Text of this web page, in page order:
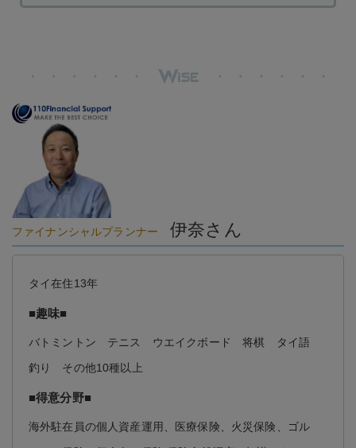
ファイナンシャルプランナー 伊奈さん
タイ在住13年
■趣味■
バトミントン テニス ウエイクボード 将棋 タイ語
釣り その他10種以上
■得意分野■
海外駐在員の個人資産運用、医療保険、火災保険、ゴル